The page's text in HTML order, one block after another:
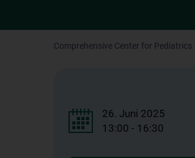
Comprehensive Center for Pediatrics
26. Juni 2025
13:00 - 16:30